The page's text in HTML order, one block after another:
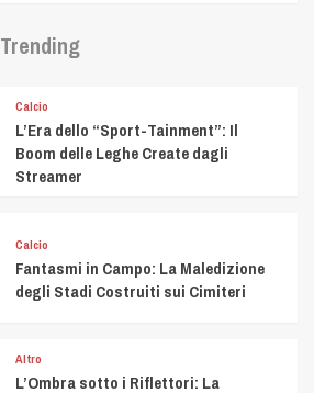
Trending
Calcio
L’Era dello “Sport-Tainment”: Il
Boom delle Leghe Create dagli
Streamer
Calcio
Fantasmi in Campo: La Maledizione
degli Stadi Costruiti sui Cimiteri
Altro
L’Ombra sotto i Riflettori: La